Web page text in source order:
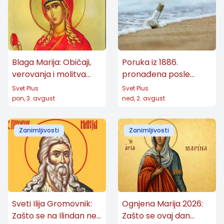
Blaga Marija: Običaji,
verovanja i molitva
velike zaštitnice žena
Svet Plus
pon, 3. avgust
Poruka iz 1886.
pronađena posle
skoro 132 godine:
Koordinate otkrile
Svet Plus
ned, 2. avgust
Zanimljivosti
Sveti Ilija Gromovnik:
Zašto se na Ilindan ne
Zanimljivosti
Ognjena Marija 2026:
Zašto se ovaj dan